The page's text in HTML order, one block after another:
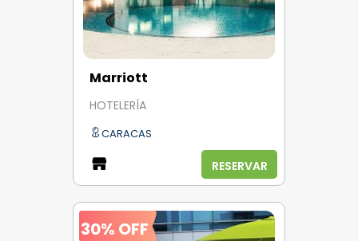
Marriott
HOTELERÍA
CARACAS
RESERVAR
30% OFF